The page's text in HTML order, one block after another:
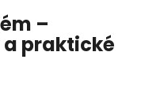
–
praktické